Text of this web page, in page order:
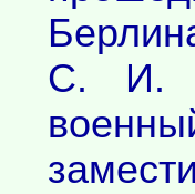
С. И.